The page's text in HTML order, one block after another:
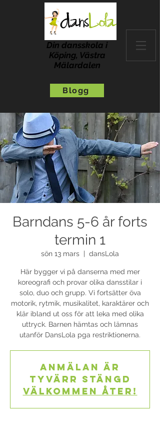
Din dansskola i
Köping, Västra
Mälardalen
Blogg
Barndans 5-6 år forts
termin 1
sön 13 mars dansLola
Här bygger vi på danserna med mer
koreografi och provar olika dansstilar i
solo, duo och grupp. Vi fortsätter öva
motorik, rytmik, musikalitet, karaktärer och
klär ibland ut oss för att leka med olika
uttryck. Barnen hämtas och lämnas
utanför DansLola pga restriktionerna.
Anmälan är
tyvärr stängd
Välkommen åter!